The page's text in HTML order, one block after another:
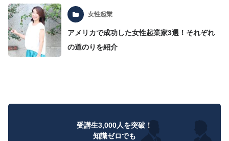
女性起業
アメリカで成功した女性起業家3選！それぞれ
の道のりを紹介
受講生3,000人を突破！
知識ゼロでも